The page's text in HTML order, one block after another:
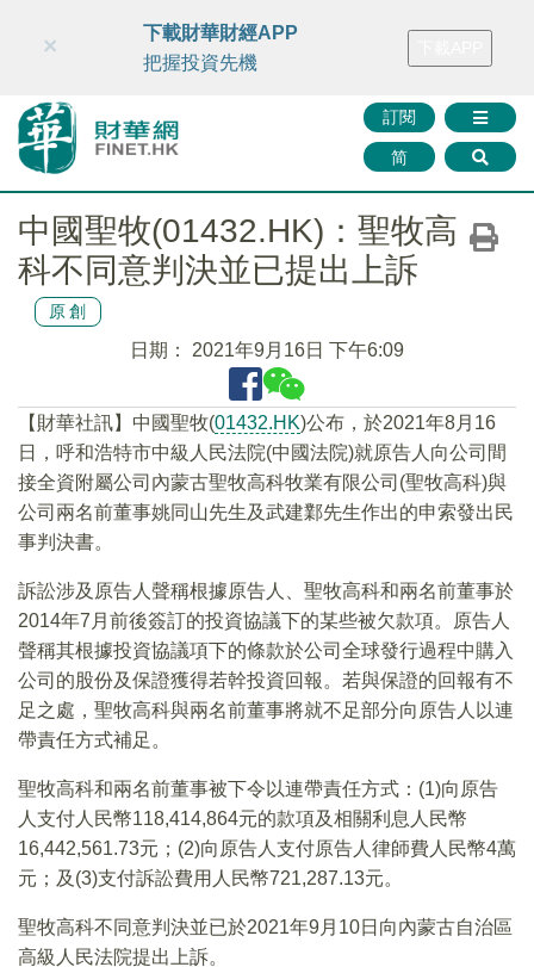
財華智庫網 FINTV FINMETA 財華證券 媒體矩陣
訂閱
简
×
下載財華財經APP
把握投資先機
中國聖牧(01432.HK)：聖牧高
科不同意判決並已提出上訴
原創
日期： 2021年9月16日 下午6:09
【財華社訊】中國聖牧(01432.HK)公布，於2021年8月16
日，呼和浩特市中級人民法院(中國法院)就原告人向公司間
接全資附屬公司內蒙古聖牧高科牧業有限公司(聖牧高科)與
公司兩名前董事姚同山先生及武建鄴先生作出的申索發出民
事判決書。
訴訟涉及原告人聲稱根據原告人、聖牧高科和兩名前董事於
2014年7月前後簽訂的投資協議下的某些被欠款項。原告人
聲稱其根據投資協議項下的條款於公司全球發行過程中購入
公司的股份及保證獲得若幹投資回報。若與保證的回報有不
足之處，聖牧高科與兩名前董事將就不足部分向原告人以連
帶責任方式補足。
聖牧高科和兩名前董事被下令以連帶責任方式：(1)向原告
人支付人民幣118,414,864元的款項及相關利息人民幣
16,442,561.73元；(2)向原告人支付原告人律師費人民幣4萬
元；及(3)支付訴訟費用人民幣721,287.13元。
聖牧高科不同意判決並已於2021年9月10日向內蒙古自治區
高級人民法院提出上訴。